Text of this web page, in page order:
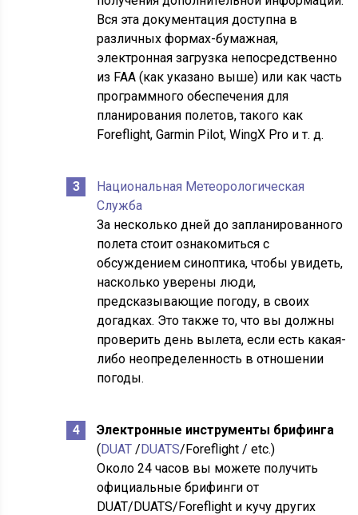
Вся эта документация доступна в
различных формах-бумажная,
электронная загрузка непосредственно
из FAA (как указано выше) или как часть
программного обеспечения для
планирования полетов, такого как
Foreflight, Garmin Pilot, WingX Pro и т. д.
Национальная Метеорологическая
Служба
За несколько дней до запланированного
полета стоит ознакомиться с
обсуждением синоптика, чтобы увидеть,
насколько уверены люди,
предсказывающие погоду, в своих
догадках. Это также то, что вы должны
проверить день вылета, если есть какая-
либо неопределенность в отношении
погоды.
Электронные инструменты брифинга
(DUAT/DUATS/Foreflight / etc.)
Около 24 часов вы можете получить
официальные брифинги от
DUAT/DUATS/Foreflight и кучу других